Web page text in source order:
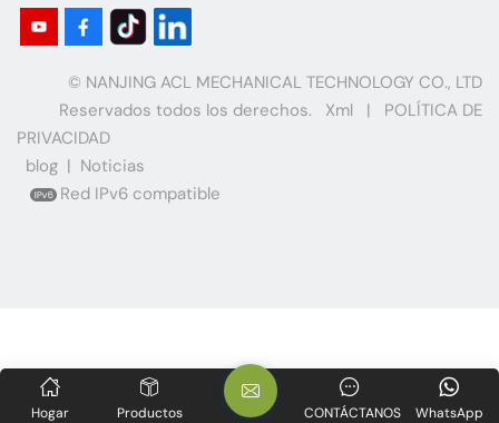
© NANJING ACL MECHANICAL TECHNOLOGY CO., LTD
Reservados todos los derechos.
Xml |
POLÍTICA DE
PRIVACIDAD
blog | Noticias
Red IPv6 compatible
Hogar Productos WhatsApp
CONTÁCTANOS